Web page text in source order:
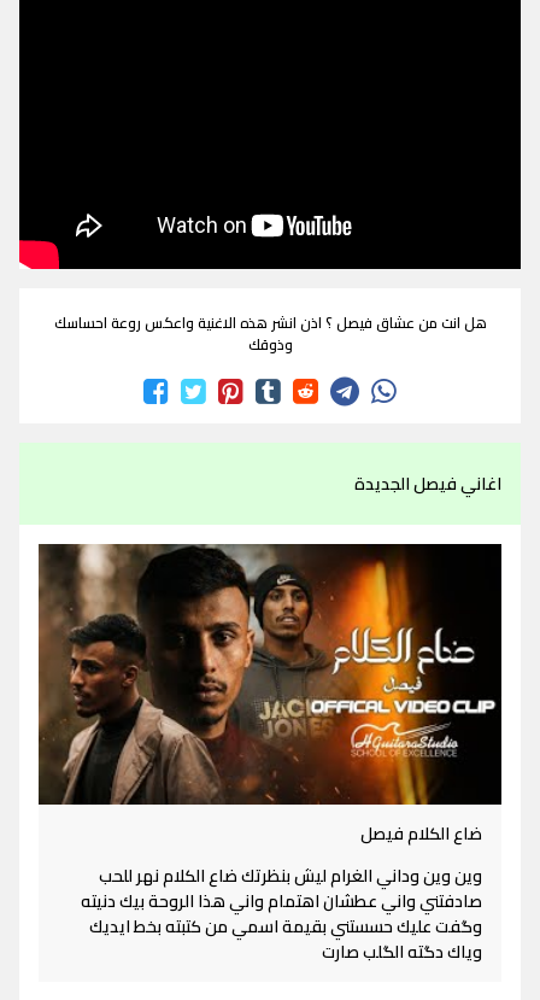
هل انت من عشاق فيصل ؟ اذن انشر هذه الاغنية واعكس روعة احساسك
وذوقك
اغاني فيصل الجديدة
ضاع الكلام فيصل
وين وين وداني الغرام ليش بنظرتك ضاع الكلام نهر للحب
صادفتني واني عطشان اهتمام واني هذا الروحة بيك دنيته
وگفت عليك حسستني بقيمة اسمي من كتبته بخط ايديك
وياك دگته الگلب صارت